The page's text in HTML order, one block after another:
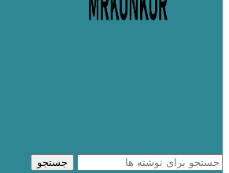
جستجو